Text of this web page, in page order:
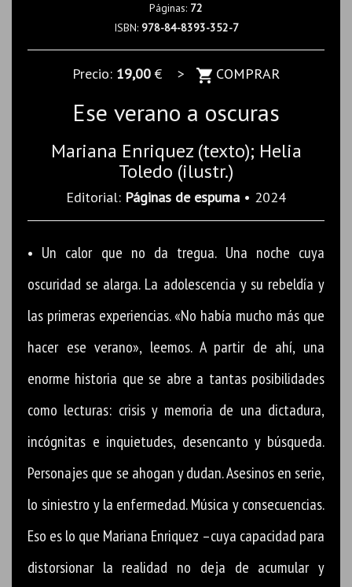
Páginas: 72
ISBN: 978-84-8393-352-7
Precio: 19,00€ > COMPRAR
Ese verano a oscuras
Mariana Enriquez (texto); Helia
Toledo (ilustr.)
Editorial: Páginas de espuma • 2024
• Un calor que no da tregua. Una noche cuya
oscuridad se alarga. La adolescencia y su rebeldía y
las primeras experiencias. «No había mucho más que
hacer ese verano», leemos. A partir de ahí, una
enorme historia que se abre a tantas posibilidades
como lecturas: crisis y memoria de una dictadura,
incógnitas e inquietudes, desencanto y búsqueda.
Personajes que se ahogan y dudan. Asesinos en serie,
lo siniestro y la enfermedad. Música y consecuencias.
Eso es lo que Mariana Enriquez –cuya capacidad para
distorsionar la realidad no deja de acumular y